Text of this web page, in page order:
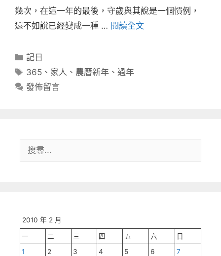
幾次，在這一年的最後，守歲與其說是一個慣例，
還不如說已經變成一種 … 閱讀全文
分
類
記日
標
籤
365 、 家人 、 農曆新年 、過年
發佈留言
尋:
2010 年 2 月
一 二 三 四 五 六
日
1
2 3 4 5 6
7